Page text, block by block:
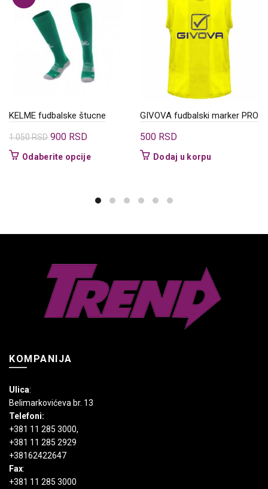
KELME fudbalske štucne
1.050RSD Originalna
cena
900 RSDTrenutna
Odaberite opcijeOvaj
više
mogu
na
stranici
proizvoda.
GIVOVA fudbalski marker PRO
500 RSD
Dodaj u korpu
KOMPANIJA
Ulica:
Belimarkovićeva br. 13
Telefoni:
+381 11 285 3000,
+381 11 285 2929
+38162422647
Fax:
+381 11 285 3000